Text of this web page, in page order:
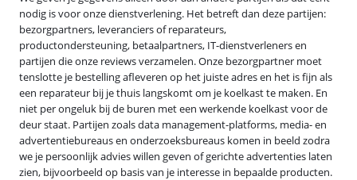
nodig is voor onze dienstverlening. Het betreft dan deze partijen:
bezorgpartners, leveranciers of reparateurs,
productondersteuning, betaalpartners, IT-dienstverleners en
partijen die onze reviews verzamelen. Onze bezorgpartner moet
tenslotte je bestelling afleveren op het juiste adres en het is fijn als
een reparateur bij je thuis langskomt om je koelkast te maken. En
niet per ongeluk bij de buren met een werkende koelkast voor de
deur staat. Partijen zoals data management-platforms, media- en
advertentiebureaus en onderzoeksbureaus komen in beeld zodra
we je persoonlijk advies willen geven of gerichte advertenties laten
zien, bijvoorbeeld op basis van je interesse in bepaalde producten.